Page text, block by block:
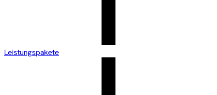
Leistungspakete